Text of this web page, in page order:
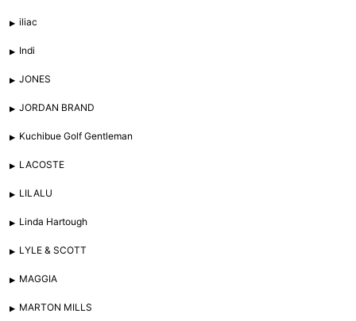
iliac
Indi
JONES
JORDAN BRAND
Kuchibue Golf Gentleman
LACOSTE
LILALU
Linda Hartough
LYLE & SCOTT
MAGGIA
MARTON MILLS